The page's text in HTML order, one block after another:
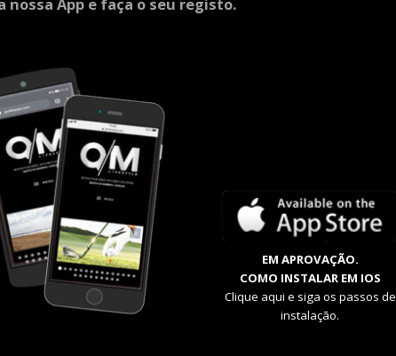
EM APROVAÇÃO.
COMO INSTALAR EM IOS
Clique aqui e siga os passos de
instalação.